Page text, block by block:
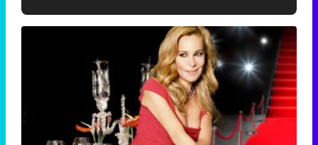
'120 Minutos' celebra sus 2.000 programas en Telemadrid con un vídeo del día a día en la redacción
Tráiler de '33 días', la nueva serie de Atresplayer con Julián Villagrán y José Manuel Poga